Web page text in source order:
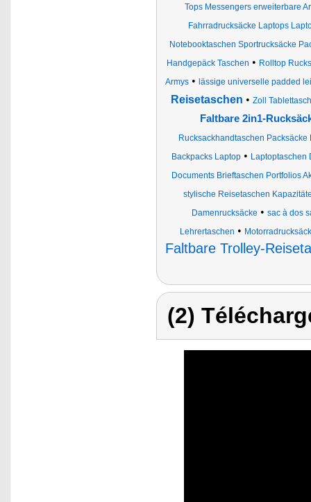
Tops Messengers erweiterbare
Fahrradrucksäcke Laptops
Notebooktaschen Sportrucksäcke
Handgepäck Taschen • Rolltop
Armys• lässige universelle padded
Reisetaschen • Zoll
Faltbare 2in1-
Rucksackhandtaschen
Backpacks Laptop • Laptoptaschen
Documents Brieftaschen Portfolios
stylische Reisetaschen
Damenrucksäcke • sac à dos
Lehrertaschen •
Faltbare Trolley-
(2)